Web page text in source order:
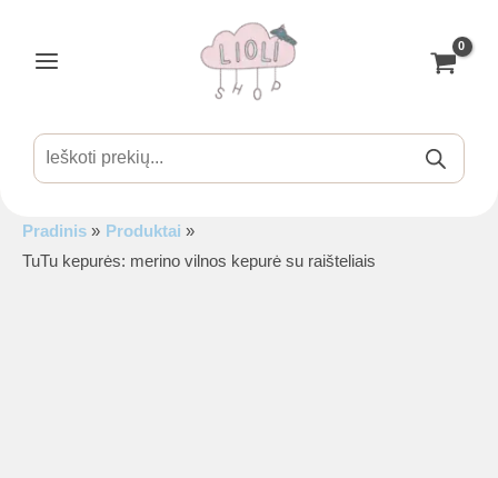
turinio
Products
search
Pradinis
Produktai
TuTu kepurės: merino vilnos kepurė su raišteliais